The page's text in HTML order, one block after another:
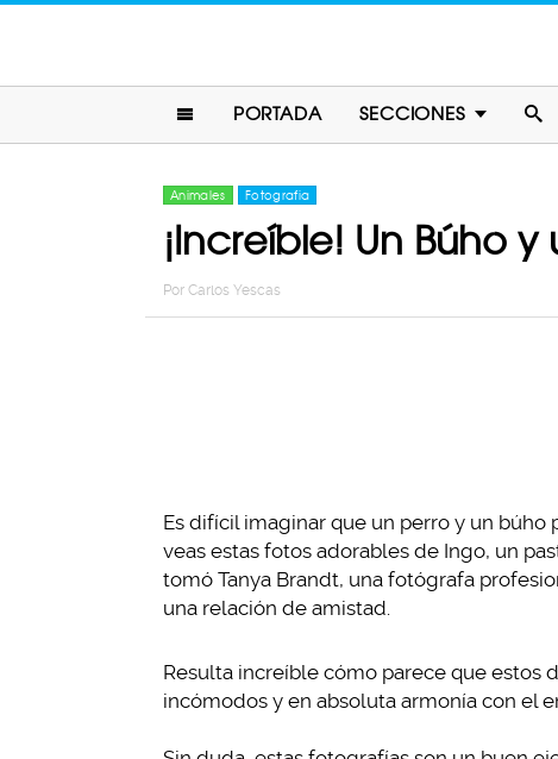
PORTADA SECCIONES
Animales Fotografia
¡Increíble! Un Búho
Por Carlos Yescas
Es difícil imaginar que un perro y un búho
veas estas fotos adorables de Ingo, un
tomó Tanya Brandt, una fotógrafa
una relación de amistad.
Resulta increíble cómo parece que estos
incómodos y en absoluta armonía con el